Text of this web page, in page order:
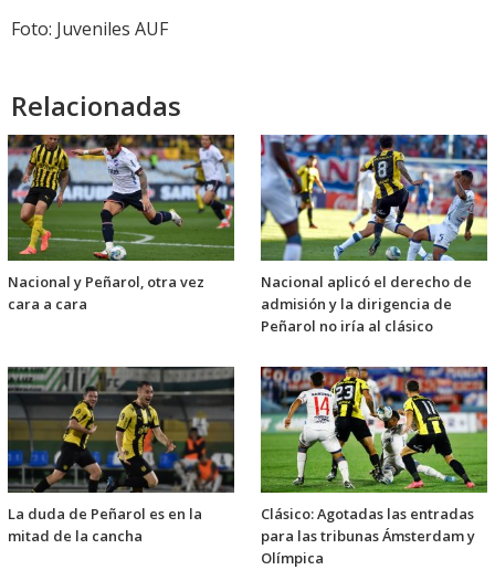
Foto: Juveniles AUF
Relacionadas
Nacional y Peñarol, otra vez
cara a cara
Nacional aplicó el derecho de
admisión y la dirigencia de
Peñarol no iría al clásico
La duda de Peñarol es en la
mitad de la cancha
Clásico: Agotadas las entradas
para las tribunas Ámsterdam y
Olímpica